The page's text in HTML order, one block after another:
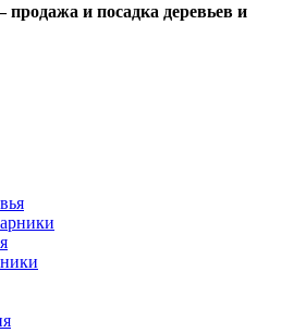
продажа и посадка деревьев и